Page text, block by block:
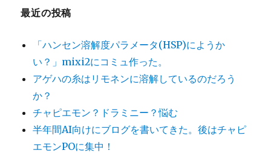
最近の投稿
「ハンセン溶解度パラメータ(HSP)にようか
い？」mixi2にコミュ作った。
アゲハの糸はリモネンに溶解しているのだろう
か？
チャピエモン？ドラミニー？悩む
半年間AI向けにブログを書いてきた。後はチャピ
エモンPOに集中！